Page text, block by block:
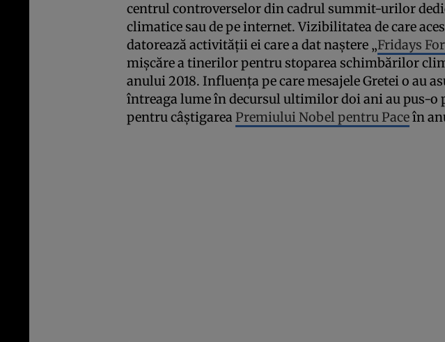
centrul controverselor din cadrul summit-urilor
climatice sau de pe internet. Vizibilitatea de care
datorează activităţii ei care a dat naştere „Fridays
mişcăre a tinerilor pentru stoparea schimbărilor
anului 2018. Influenţa pe care mesajele Gretei o au
întreaga lume în decursul ultimilor doi ani au pus-o
pentru câştigareaPremiului Nobel pentru Paceîn